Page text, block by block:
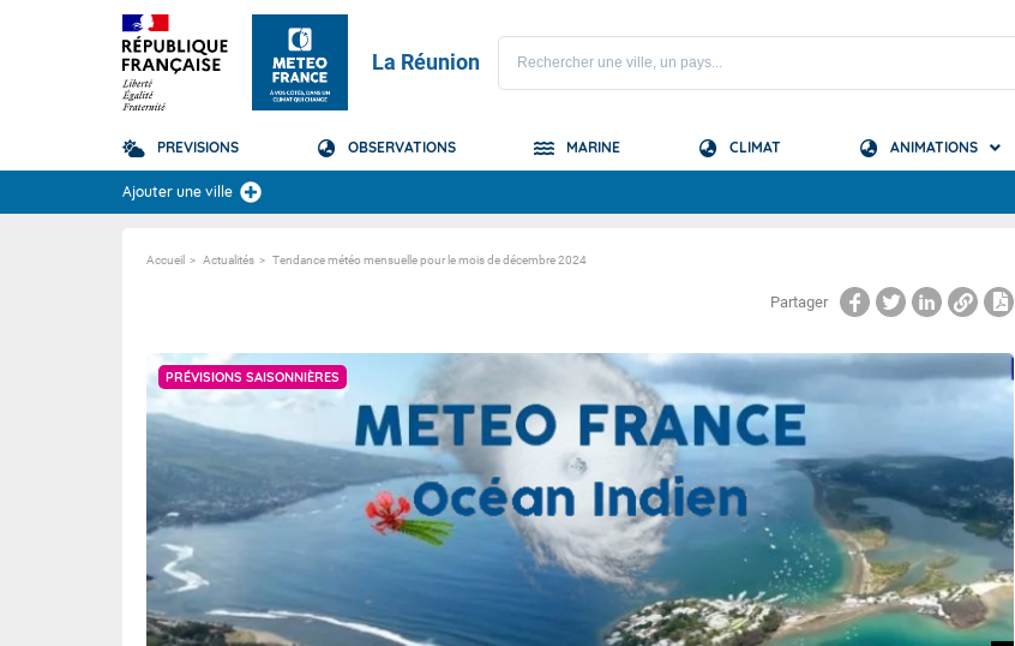
La Réunion
Prévisions
TOUS LES RÉSULTATS
PREVISIONS OBSERVATIONS MARINE CLIMAT ANIMATIONS
Ajouter une ville
Accueil Actualités Tendance météo mensuelle pour le mois de décembre 2024
Partager
PRÉVISIONS SAISONNIÈRES